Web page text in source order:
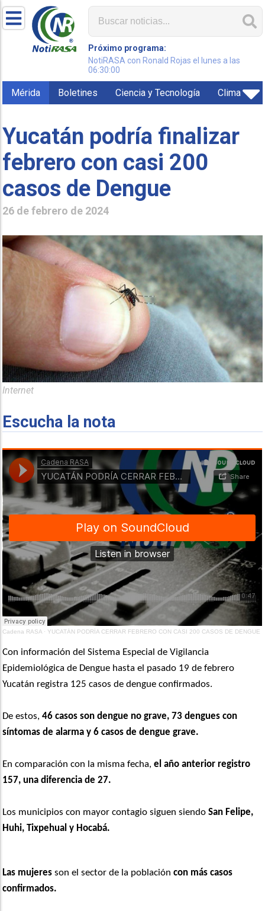
Próximo programa:
NotiRASA con Ronald Rojas el lunes a las
06:30:00
Mérida Boletines Ciencia y Tecnología Clima
Yucatán podría finalizar
febrero con casi 200
casos de Dengue
26 de febrero de 2024
Internet
Escucha la nota
Cadena RASA ·YUCATÁN PODRÍA CERRAR FEBRERO CON CASI 200 CASOS DE DENGUE
Con información del Sistema Especial de Vigilancia
Epidemiológica de Dengue hasta el pasado 19 de febrero
Yucatán registra 125 casos de dengue confirmados.
De estos,46 casos son dengue no grave, 73 dengues con
síntomas de alarma y 6 casos de dengue grave.
En comparación con la misma fecha, el año anterior registro
157, una diferencia de 27.
Los municipios con mayor contagio siguen siendoSan Felipe,
Huhi, Tixpehual y Hocabá.
Las mujeres son el sector de la poblacióncon más casos
confirmados.